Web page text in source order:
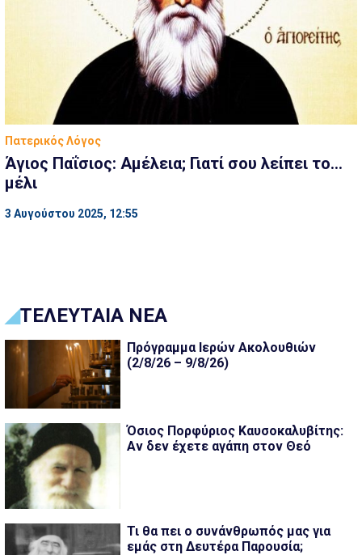
Πατερικός Λόγος
Άγιος Παΐσιος: Αμέλεια; Γιατί σου λείπει το…
μέλι
3 Αυγούστου 2025, 12:55
ΤΕΛΕΥΤΑΙΑ ΝΕΑ
Πρόγραμμα Ιερών Ακολουθιών
(2/8/26 – 9/8/26)
Όσιος Πορφύριος Καυσοκαλυβίτης:
Αν δεν έχετε αγάπη στον Θεό
Τι θα πει ο συνάνθρωπός μας για
εμάς στη Δευτέρα Παρουσία;